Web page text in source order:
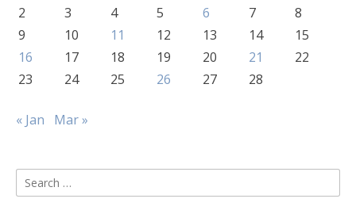
2
3 4 5 6 7
8
9
10 11 12 13 14
15
16
17 18 19 20 21
22
23
24 25 26 27 28
« Jan Mar »
Search
for: